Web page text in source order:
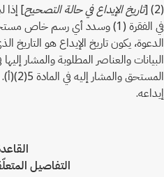
(2) [
تاريخ الإيداع في حالة التصحيح] إذا
في الفقرة (1) وسدد أي رسم خاص
الدعوة، يكون تاريخ الإيداع هو
إيداعه.
التفاصيل